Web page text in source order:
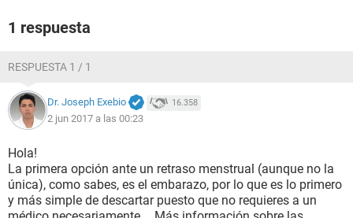
1 respuesta
RESPUESTA 1 / 1
Dr. Joseph Exebio 16.358
2 jun 2017 a las 00:23
Hola!
La primera opción ante un retraso menstrual (aunque no la
única), como sabes, es el embarazo, por lo que es lo primero
y más simple de descartar puesto que no requieres a un